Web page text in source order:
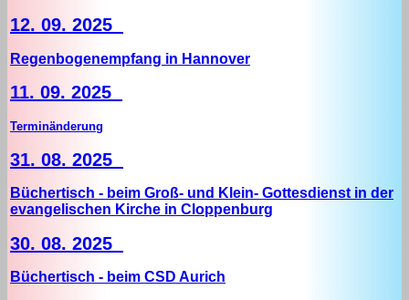
12. 09. 2025
Regenbogenempfang in Hannover
11. 09. 2025
Terminänderung
31. 08. 2025
Büchertisch - beim Groß- und Klein- Gottesdienst in der
evangelischen Kirche in Cloppenburg
30. 08. 2025
Büchertisch - beim CSD Aurich